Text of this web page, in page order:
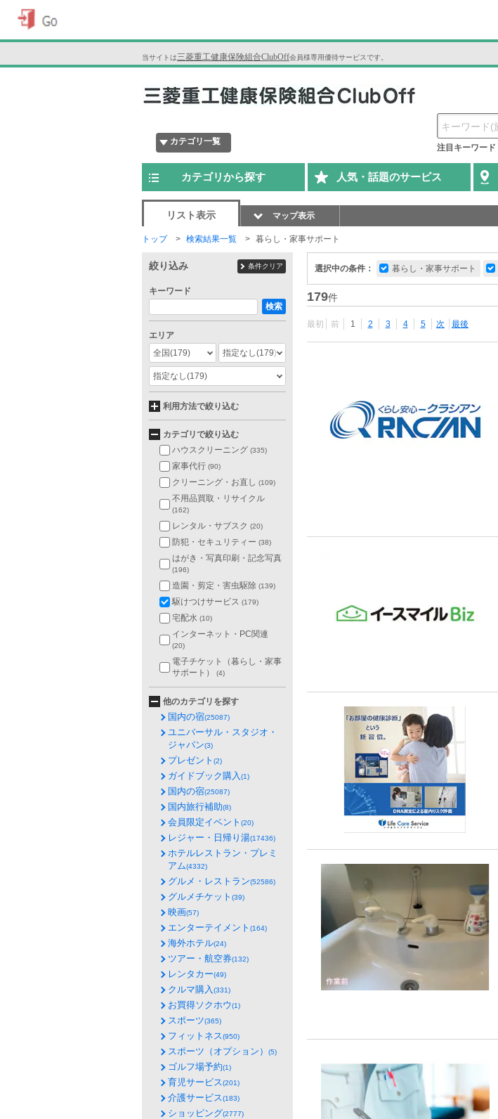
当サイトは三菱重工健康保険組合ClubOff会員様専用優待サービスです。
カテゴリ一覧
注目キーワード
カテゴリから探す 人気・話題のサービス
リスト表示 マップ表示
トップ 検索結果一覧 暮らし・家事サポート
選択中の条件： 暮らし・家事サポート
179件
最初 前 1 2 3 4 5 次 最後
絞り込み 条件クリア
キーワード
検索
エリア
全国(179) 指定なし(179)
指定なし(179)
利用方法で絞り込む
カテゴリで絞り込む
ハウスクリーニング (335)
家事代行 (90)
クリーニング・お直し (109)
不用品買取・リサイクル
(162)
レンタル・サブスク (20)
防犯・セキュリティー (38)
はがき・写真印刷・記念写真
(196)
造園・剪定・害虫駆除 (139)
駆けつけサービス (179)
宅配水 (10)
インターネット・PC関連
(20)
電子チケット（暮らし・家事
サポート）
(4)
他のカテゴリを探す
国内の宿(25087)
ユニバーサル・スタジオ・
ジャパン(3)
プレゼント (2)
ガイドブック購入(1)
国内の宿(25087)
国内旅行補助(8)
会員限定イベント (20)
レジャー・日帰り湯(17436)
ホテルレストラン・プレミ
アム(4332)
グルメ・レストラン(52586)
グルメチケット (39)
映画(57)
エンターテイメント (164)
海外ホテル(24)
ツアー・航空券(132)
レンタカー(49)
クルマ購入(331)
お買得ソクホウ(1)
スポーツ(365)
フィットネス(950)
スポーツ（オプション） (5)
ゴルフ場予約(1)
育児サービス(201)
介護サービス(183)
ショッピング(2777)